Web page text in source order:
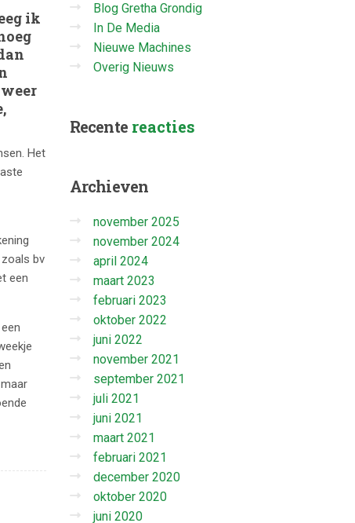
ik
Het
bv
een
Blog Gretha Grondig
In De Media
Nieuwe Machines
Overig Nieuws
Recentereacties
Archieven
november 2025
november 2024
april 2024
maart 2023
februari 2023
oktober 2022
juni 2022
november 2021
september 2021
juli 2021
juni 2021
maart 2021
februari 2021
december 2020
oktober 2020
juni 2020